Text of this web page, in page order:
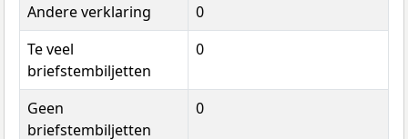
Andere verklaring
0
Te veel
briefstembiljetten
0
Geen
briefstembiljetten
0